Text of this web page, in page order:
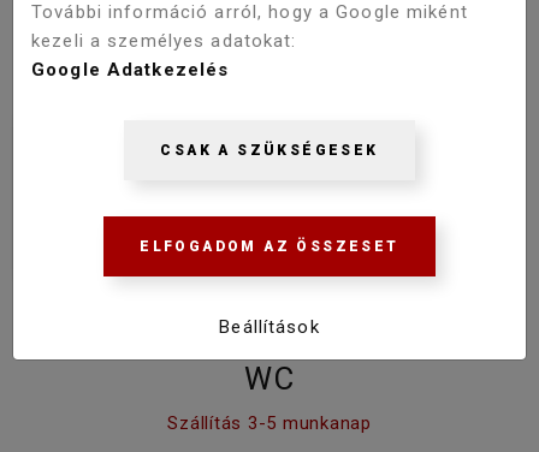
CERASTYLE IBIZA FALI RIMLESS
WC
Szállítás 3-5 munkanap
További információ arról, hogy a Google miként
kezeli a személyes adatokat:
Google Adatkezelés
CSAK A SZÜKSÉGESEK
ELFOGADOM AZ ÖSSZESET
Beállítások